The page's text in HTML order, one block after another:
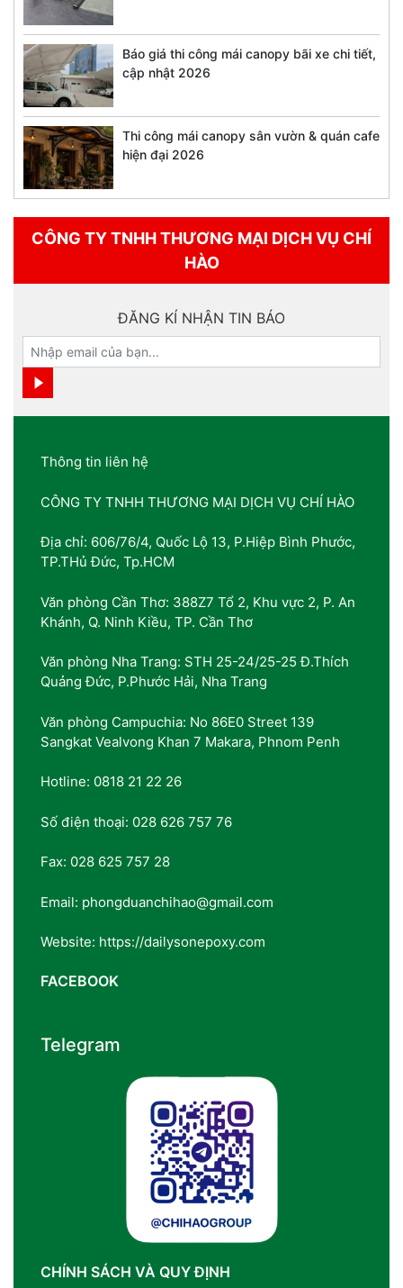
Báo giá thi công mái canopy bãi xe chi tiết,
cập nhật 2026
Thi công mái canopy sân vườn & quán cafe
hiện đại 2026
CÔNG TY TNHH THƯƠNG MẠI DỊCH VỤ CHÍ
HÀO
ĐĂNG KÍ NHẬN TIN BÁO
Thông tin liên hệ
CÔNG TY TNHH THƯƠNG MẠI DỊCH VỤ CHÍ HÀO
Địa chỉ: 606/76/4, Quốc Lộ 13, P.Hiệp Bình Phước,
TP.THủ Đức, Tp.HCM
Văn phòng Cần Thơ: 388Z7 Tổ 2, Khu vực 2, P. An
Khánh, Q. Ninh Kiều, TP. Cần Thơ
Văn phòng Nha Trang: STH 25-24/25-25 Đ.Thích
Quảng Đức, P.Phước Hải, Nha Trang
Văn phòng Campuchia: No 86E0 Street 139
Sangkat Vealvong Khan 7 Makara, Phnom Penh
Hotline: 0818 21 22 26
Số điện thoại: 028 626 757 76
Fax: 028 625 757 28
Email: phongduanchihao@gmail.com
Website: https://dailysonepoxy.com
FACEBOOK
Telegram
CHÍNH SÁCH VÀ QUY ĐỊNH